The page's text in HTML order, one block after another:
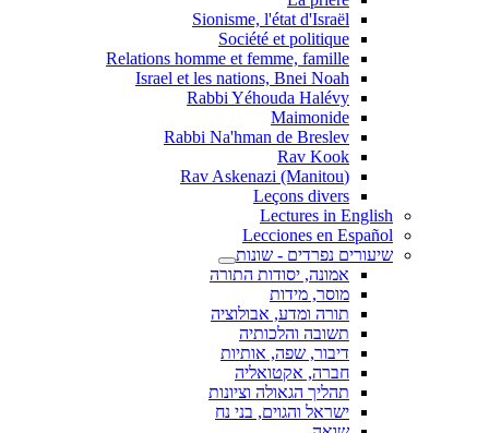
Sionisme, l'état d'Israël
Société et politique
Relations homme et femme, famille
Israel et les nations, Bnei Noah
Rabbi Yéhouda Halévy
Maimonide
Rabbi Na'hman de Breslev
Rav Kook
(Rav Askenazi (Manitou
Leçons divers
Lectures in English
Lecciones en Español
שיעורים נפרדים - שונות
אמונה, יסודות התורה
מוסר, מידות
תורה ומדע, אבולוציה
תשובה והלכותיה
דיבור, שפה, אותיות
חברה, אקטואליה
תהליך הגאולה וציונות
ישראל והגוים, בני נח